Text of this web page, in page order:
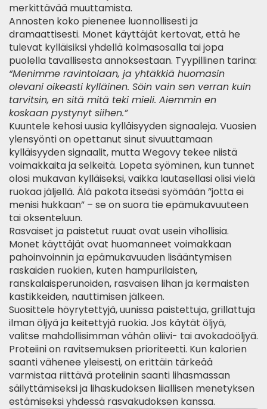
merkittävää muuttamista.
Annosten koko pienenee luonnollisesti ja
dramaattisesti. Monet käyttäjät kertovat, että he
tulevat kylläisiksi yhdellä kolmasosalla tai jopa
puolella tavallisesta annoksestaan. Tyypillinen tarina:
“Menimme ravintolaan, ja yhtäkkiä huomasin
olevani oikeasti kylläinen. Söin vain sen verran kuin
tarvitsin, en sitä mitä teki mieli. Aiemmin en
koskaan pystynyt siihen.”
Kuuntele kehosi uusia kylläisyyden signaaleja. Vuosien
ylensyönti on opettanut sinut sivuuttamaan
kylläisyyden signaalit, mutta Wegovy tekee niistä
voimakkaita ja selkeitä. Lopeta syöminen, kun tunnet
olosi mukavan kylläiseksi, vaikka lautasellasi olisi vielä
ruokaa jäljellä. Älä pakota itseäsi syömään ”jotta ei
menisi hukkaan” – se on suora tie epämukavuuteen
tai oksenteluun.
Rasvaiset ja paistetut ruuat ovat usein vihollisia.
Monet käyttäjät ovat huomanneet voimakkaan
pahoinvoinnin ja epämukavuuden lisääntymisen
raskaiden ruokien, kuten hampurilaisten,
ranskalaisperunoiden, rasvaisen lihan ja kermaisten
kastikkeiden, nauttimisen jälkeen.
Suosittele höyrytettyjä, uunissa paistettuja,grillattuja
ilman öljyäja keitettyjä ruokia. Jos käytät öljyä,
valitse mahdollisimman vähän oliivi- tai avokadoöljyä.
Proteiini on ravitsemuksen prioriteetti. Kun kalorien
saanti vähenee yleisesti, on erittäin tärkeää
varmistaa riittävä proteiinin saanti lihasmassan
säilyttämiseksi ja lihaskudoksen liiallisen menetyksen
estämiseksi yhdessä rasvakudoksen kanssa.